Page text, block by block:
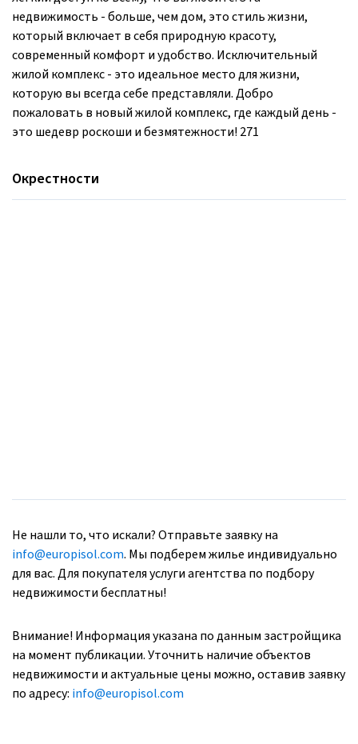
недвижимость - больше, чем дом, это стиль жизни,
который включает в себя природную красоту,
современный комфорт и удобство. Исключительный
жилой комплекс - это идеальное место для жизни,
которую вы всегда себе представляли. Добро
пожаловать в новый жилой комплекс, где каждый день -
это шедевр роскоши и безмятежности! 271
Окрестности
Не нашли то, что искали? Отправьте заявку на
info@europisol.com. Мы подберем жилье индивидуально
для вас. Для покупателя услуги агентства по подбору
недвижимости бесплатны!
Внимание! Информация указана по данным застройщика
на момент публикации. Уточнить наличие объектов
недвижимости и актуальные цены можно, оставив заявку
по адресу: info@europisol.com